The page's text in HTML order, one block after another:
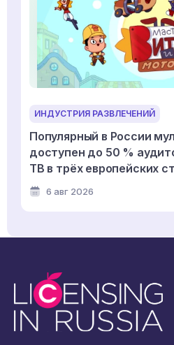
ИНДУСТРИЯ РАЗВЛЕЧЕНИЙ
Популярный в России
доступен до 50 %
ТВ в трёх европейских
6 авг 2026